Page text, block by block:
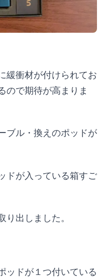
緩衝材が付けられてお
ので期待が高まりま
ブル・換えのポッドが
ドが入っている箱すご
出しました。
ッドが１つ付いている